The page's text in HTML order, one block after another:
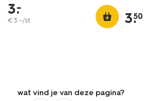
3.
–
€3.–/st. 3.
50
wat vind je van deze pagina?